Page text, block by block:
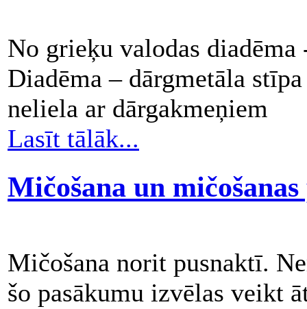
No grieķu valodas
Diadēma – dārgmetāla
neliela ar dārgakmeņiem
Lasīt tālāk...
Mičošana un
Mičošana norit pusnaktī.
šo pasākumu izvēlas veikt